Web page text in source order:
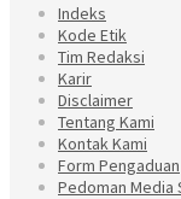
Indeks
Kode Etik
Tim Redaksi
Karir
Disclaimer
Tentang Kami
Kontak Kami
Form Pengaduan
Pedoman Media